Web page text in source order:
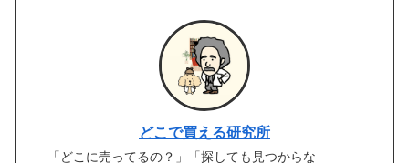
どこで買える研究所
「どこに売ってるの？」「探しても見つからな